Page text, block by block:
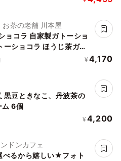
お茶の老舗 川本屋
ョコラ 自家製ガトーショ
ーショコラ ほうじ茶ガト
セットお中元2026
¥ 4,170
黒豆ときなこ、丹波茶の
ム 6個
¥ 4,200
ドンカフェ
るから嬉しい★フォト